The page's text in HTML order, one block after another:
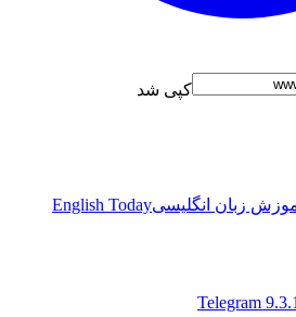
کپی شد
English Today